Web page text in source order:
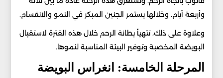
وأربعة أيام. وخلالها يستمر الجنين المبكر في النمو والانقسام.
وعلاوة على ذلك، تتهيأ بطانة الرحم خلال هذه الفترة لاستقبال
البويضة المخصبة وتوفير البيئة المناسبة لنموها.
المرحلة الخامسة: انغراس البويضة